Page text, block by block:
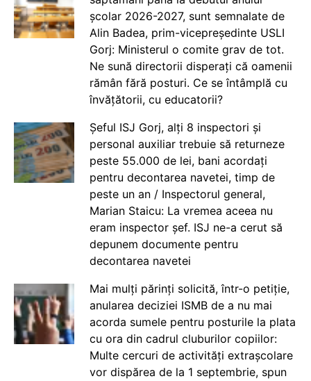
școlar 2026-2027, sunt semnalate de
Alin Badea, prim-vicepreședinte USLI
Gorj: Ministerul o comite grav de tot.
Ne sună directorii disperați că oamenii
rămân fără posturi. Ce se întâmplă cu
învățătorii, cu educatorii?
Șeful ISJ Gorj, alți 8 inspectori și
personal auxiliar trebuie să returneze
peste 55.000 de lei, bani acordați
pentru decontarea navetei, timp de
peste un an / Inspectorul general,
Marian Staicu: La vremea aceea nu
eram inspector șef. ISJ ne-a cerut să
depunem documente pentru
decontarea navetei
Mai mulți părinți solicită, într-o petiție,
anularea deciziei ISMB de a nu mai
acorda sumele pentru posturile la plata
cu ora din cadrul cluburilor copiilor:
Multe cercuri de activități extrașcolare
vor dispărea de la 1 septembrie, spun